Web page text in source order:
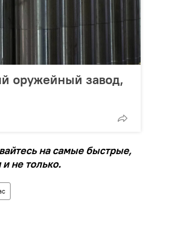
оружейный завод,
на самые быстрые,
не только.